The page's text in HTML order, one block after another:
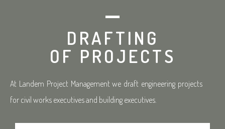
DRAFTING
OF PROJECTS
At Landem Project Management we draft engineering projects
for civil works executives and building executives.